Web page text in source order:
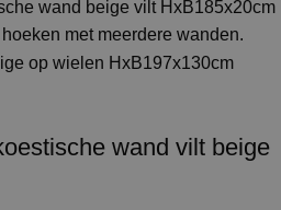
wand vilt beige